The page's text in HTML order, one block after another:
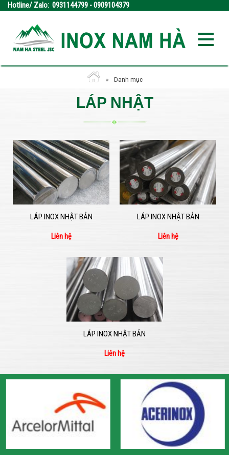
Hotline/ Zalo: 0931144799 - 0909104379
Danh mục
LÁP NHẬT
LÁP INOX NHẬT BẢN
Liên hệ
LÁP INOX NHẬT BẢN
Liên hệ
LÁP INOX NHẬT BẢN
Liên hệ